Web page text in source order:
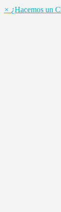
× ¿Hacemos un